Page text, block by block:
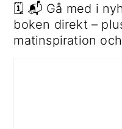
🗓 📬 Gå med i
boken direkt –
matinspiration